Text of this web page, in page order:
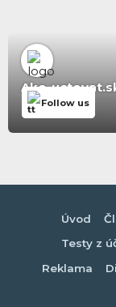
Ako-
Follow us
Úvod
Testy z
Reklama